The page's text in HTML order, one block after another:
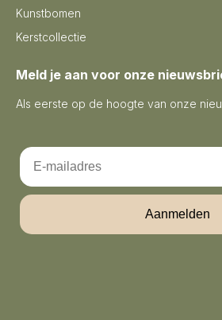
Kunstbomen
Kerstcollectie
Meld je aan voor onze
Als eerste op de hoogte van onze
Email
Aanmelden